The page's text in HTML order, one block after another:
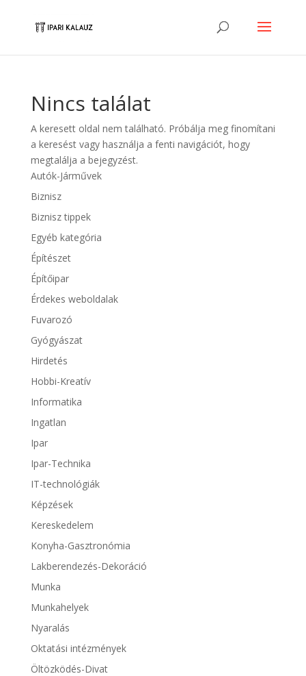
Nincs találat
A keresett oldal nem található. Próbálja meg finomítani
a keresést vagy használja a fenti navigációt, hogy
megtalálja a bejegyzést.
Autók-Járművek
Biznisz
Biznisz tippek
Egyéb kategória
Építészet
Építőipar
Érdekes weboldalak
Fuvarozó
Gyógyászat
Hirdetés
Hobbi-Kreatív
Informatika
Ingatlan
Ipar
Ipar-Technika
IT-technológiák
Képzések
Kereskedelem
Konyha-Gasztronómia
Lakberendezés-Dekoráció
Munka
Munkahelyek
Nyaralás
Oktatási intézmények
Öltözködés-Divat